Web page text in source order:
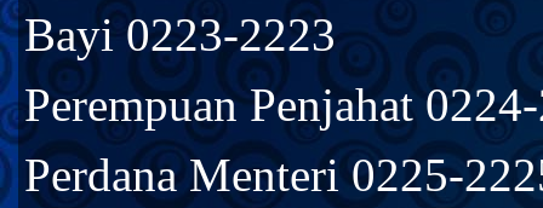
Bayi 0223-2223
Perempuan Penjahat
Perdana Menteri 0225-